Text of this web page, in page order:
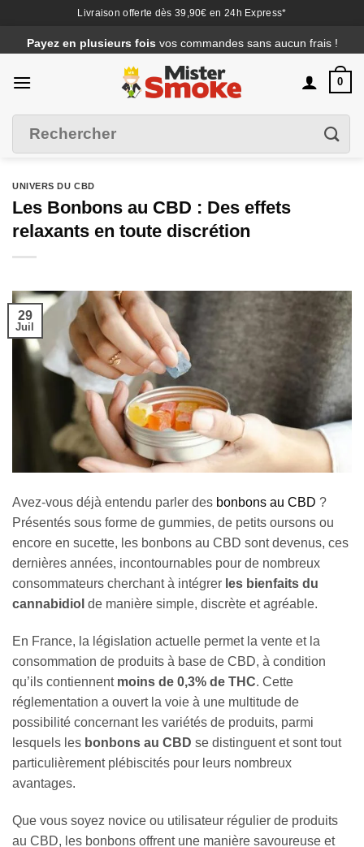
Livraison offerte dès 39,90€ en 24h Express*
au
contenu
Payez en plusieurs fois vos commandes sans aucun frais !
0
pour :
UNIVERS DU CBD
Les Bonbons au CBD : Des effets
relaxants en toute discrétion
29
Juil
Avez-vous déjà entendu parler des bonbons au CBD ?
Présentés sous forme de gummies, de petits oursons ou
encore en sucette, les bonbons au CBD sont devenus, ces
dernières années, incontournables pour de nombreux
consommateurs cherchant à intégrer les bienfaits du
cannabidiol de manière simple, discrète et agréable.
En France, la législation actuelle permet la vente et la
consommation de produits à base de CBD, à condition
qu’ils contiennent moins de 0,3% de THC. Cette
réglementation a ouvert la voie à une multitude de
possibilité concernant les variétés de produits, parmi
lesquels les bonbons au CBD se distinguent et sont tout
particulièrement plébiscités pour leurs nombreux
avantages.
Que vous soyez novice ou utilisateur régulier de produits
au CBD, les bonbons offrent une manière savoureuse et